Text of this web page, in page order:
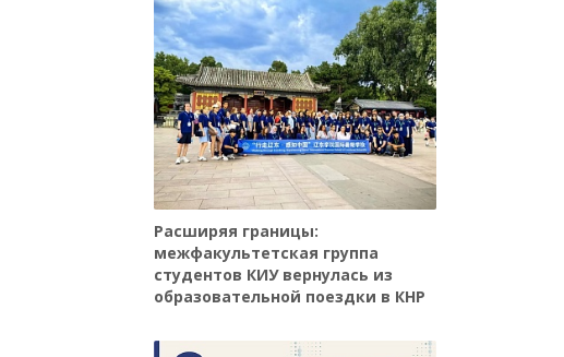
Расширяя границы:
межфакультетская группа
студентов КИУ вернулась из
образовательной поездки в КНР